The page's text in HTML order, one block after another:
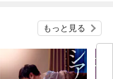
もっと見る